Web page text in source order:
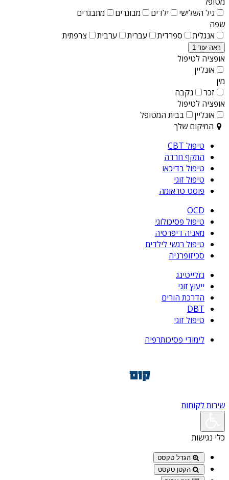
גיל השלישי
ילדים מבוגרים
מתבגרים
שפה
אנגלית
ספרדית עברית ערבית צרפתית
ראה עוד 1
אופציה לטיפול
אונליין
מין
זכר
נקבה
אופציה לטיפול
אונליין
בבית המטופל
המיקום שלך
טיפול CBT
התקף חרדה
טיפול בדיכאו
טיפול זוגי
פוסט טראומה
OCD
טיפול פסיכולוגי
מאניה דיפרסיה
טיפול רגשי לילדים
סכיזופרניה
גזלייטינג
ייעוץ זוגי
הדרכת הורים
DBT
טיפול זוגי
לימודי פסיכותרפיה
שירות לקוחות
כלי נגישות
הגדל טקסט
הקטן טקסט